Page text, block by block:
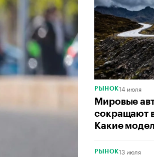
РЫНОК14 июля
Мировые
сокращают
Какие
РЫНОК13 июля